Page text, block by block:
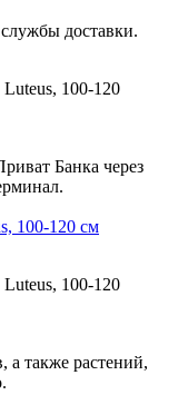
доставки.
Банка через
а также растений,